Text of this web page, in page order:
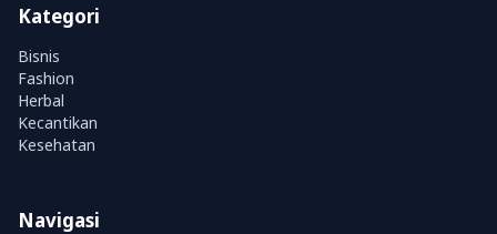
Kategori
Bisnis
Fashion
Herbal
Kecantikan
Kesehatan
Navigasi